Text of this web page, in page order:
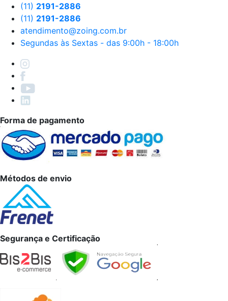
(11) 2191-2886
(11) 2191-2886
atendimento@zoing.com.br
Segundas às Sextas - das 9:00h - 18:00h
Forma de pagamento
Métodos de envio
Segurança e Certificação